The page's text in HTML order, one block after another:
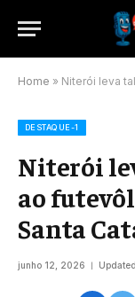
Home » Niterói leva
DESTAQUE-1
Niterói
ao
Santa
junho 12, 2026